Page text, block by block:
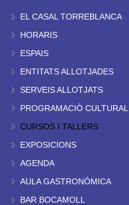
EL CASAL TORREBLANCA
HORARIS
ESPAIS
ENTITATS ALLOTJADES
SERVEIS ALLOTJATS
PROGRAMACIÓ CULTURAL
CURSOS I TALLERS
EXPOSICIONS
AGENDA
AULA GASTRONÒMICA
BAR BOCAMOLL